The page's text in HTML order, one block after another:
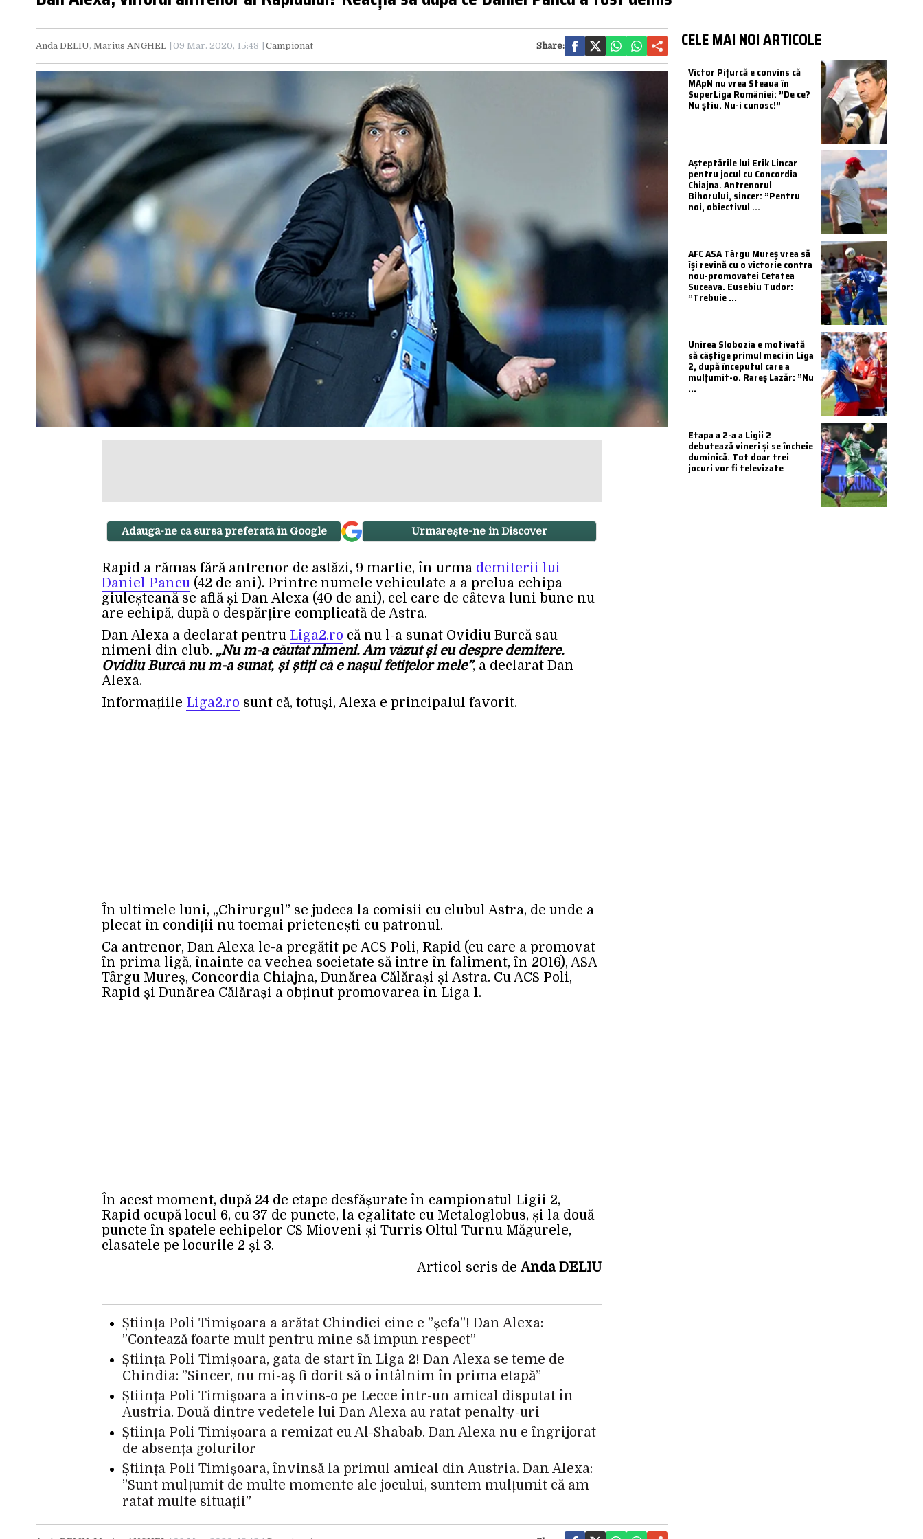
Anda DELIU, Marius ANGHEL 09 Mar. 2020, 15:48 Campionat Share:
Adaugă-ne ca sursă preferată în Google Urmărește-ne in Discover
Rapid a rămas fără antrenor de astăzi, 9 martie, în urma demiterii lui
Daniel Pancu (42 de ani). Printre numele vehiculate a a prelua echipa
giuleșteană se află și Dan Alexa (40 de ani), cel care de câteva luni bune nu
are echipă, după o despărțire complicată de Astra.
Dan Alexa a declarat pentru Liga2.ro că nu l-a sunat Ovidiu Burcă sau
nimeni din club. „Nu m-a căutat nimeni. Am văzut și eu despre demitere.
Ovidiu Burcă nu m-a sunat, și știți că e nașul fetițelor mele”, a declarat Dan
Alexa.
Informațiile Liga2.ro sunt că, totuși, Alexa e principalul favorit.
În ultimele luni, „Chirurgul” se judeca la comisii cu clubul Astra, de unde a
plecat în condiții nu tocmai prietenești cu patronul.
Ca antrenor, Dan Alexa le-a pregătit pe ACS Poli, Rapid (cu care a promovat
în prima ligă, înainte ca vechea societate să intre în faliment, în 2016), ASA
Târgu Mureș, Concordia Chiajna, Dunărea Călărași și Astra. Cu ACS Poli,
Rapid și Dunărea Călărași a obținut promovarea în Liga 1.
În acest moment, după 24 de etape desfășurate în campionatul Ligii 2,
Rapid ocupă locul 6, cu 37 de puncte, la egalitate cu Metaloglobus, și la două
puncte în spatele echipelor CS Mioveni și Turris Oltul Turnu Măgurele,
clasatele pe locurile 2 și 3.
Articol scris de Anda DELIU
Știința Poli Timișoara a arătat Chindiei cine e ”șefa”! Dan Alexa:
”Contează foarte mult pentru mine să impun respect”
Știința Poli Timișoara, gata de start în Liga 2! Dan Alexa se teme de
Chindia: ”Sincer, nu mi-aș fi dorit să o întâlnim în prima etapă”
Știința Poli Timișoara a învins-o pe Lecce într-un amical disputat în
Austria. Două dintre vedetele lui Dan Alexa au ratat penalty-uri
Știința Poli Timișoara a remizat cu Al-Shabab. Dan Alexa nu e îngrijorat
de absența golurilor
Știința Poli Timișoara, învinsă la primul amical din Austria. Dan Alexa:
”Sunt mulțumit de multe momente ale jocului, suntem mulțumit că am
ratat multe situații”
CELE MAI NOI ARTICOLE
Victor Pițurcă e convins că
MApN nu vrea Steaua în
SuperLiga României: ”De ce?
Nu știu. Nu-i cunosc!”
Așteptările lui Erik Lincar
pentru jocul cu Concordia
Chiajna. Antrenorul
Bihorului, sincer: ”Pentru
noi, obiectivul ...
AFC ASA Târgu Mureș vrea să
își revină cu o victorie contra
nou-promovatei Cetatea
Suceava. Eusebiu Tudor:
”Trebuie ...
Unirea Slobozia e motivată
să câștige primul meci în Liga
2, după începutul care a
mulțumit-o. Rareș Lazăr: ”Nu
...
Etapa a 2-a a Ligii 2
debutează vineri și se încheie
duminică. Tot doar trei
jocuri vor fi televizate